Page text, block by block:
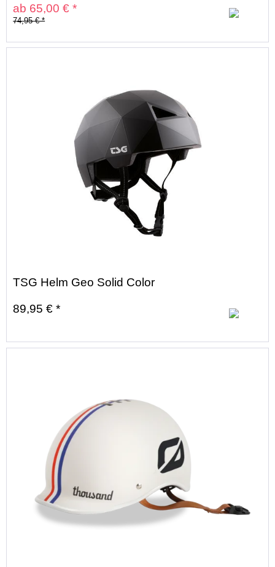
ab 65,00 € *
74,95 € *
TSG Helm Geo Solid Color
89,95 € *